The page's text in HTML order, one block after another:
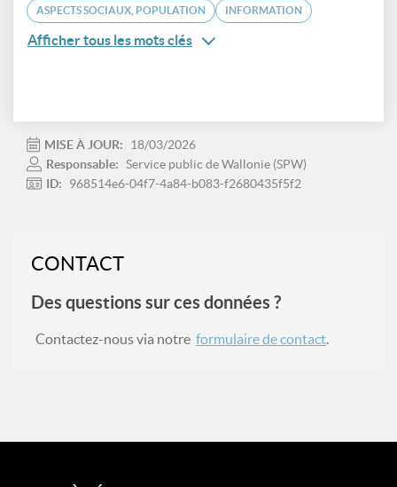
ASPECTS SOCIAUX, POPULATION INFORMATION
Afficher tous les mots clés
MISE À JOUR:
18/03/2026
Responsable: Service public de Wallonie (SPW)
ID:
968514e6-04f7-4a84-b083-f2680435f5f2
CONTACT
Des questions sur ces données ?
Contactez-nous via notre formulaire de contact.